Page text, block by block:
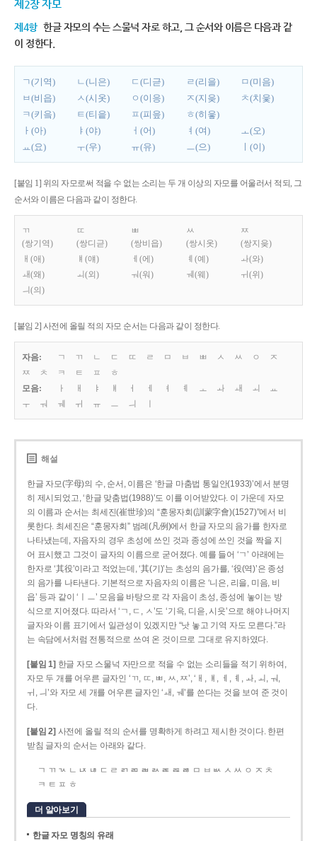
제2장 자모
제4항 한글 자모의 수는 스물넉 자로 하고, 그 순서와 이름은 다음과 같
이 정한다.
ㄱ(기역) ㄴ(니은) ㄷ(디귿) ㄹ(리을)
ㅁ(미음)
ㅂ(비읍)
ㅅ(시옷) ㅇ(이응) ㅈ(지읒)
ㅊ(치읓)
ㅋ(키읔)
ㅌ(티읕) ㅍ(피읖)
ㅎ(히읗)
ㅏ(아)
ㅑ(야) ㅓ(어) ㅕ(여)
ㅗ(오)
ㅛ(요)
ㅜ(우) ㅠ(유) ㅡ(으) ㅣ(이)
[붙임 1] 위의 자모로써 적을 수 없는 소리는 두 개 이상의 자모를 어울러서 적되, 그
순서와 이름은 다음과 같이 정한다.
ㄲ
(쌍기역)
ㄸ
(쌍디귿)
ㅃ
(쌍비읍)
ㅆ
(쌍시옷)
ㅉ
(쌍지읒)
ㅐ(애)
ㅒ(얘) ㅔ(에) ㅖ(예)
ㅘ(와)
ㅙ(왜)
ㅚ(외) ㅝ(워) ㅞ(웨)
ㅟ(위)
ㅢ(의)
[붙임 2] 사전에 올릴 적의 자모 순서는 다음과 같이 정한다.
자음: ㄱ ㄲ ㄴ ㄷ ㄸ ㄹ ㅁ ㅂ ㅃ ㅅ ㅆ ㅇ
ㅈ
ㅉ
ㅊ ㅋ ㅌ ㅍ
ㅎ
모음:
ㅏ ㅐ ㅑ ㅒ ㅓ ㅔ ㅕ ㅖ ㅗ ㅘ ㅙ ㅚ
ㅛ
ㅜ
ㅝ ㅞ ㅟ ㅠ ㅡ ㅢ
해설
한글 자모(字母)의 수, 순서, 이름은 ‘한글 마춤법 통일안(1933)’에서 분명
히 제시되었고, ‘한글 맞춤법(1988)’도 이를 이어받았다. 이 가운데 자모
의 이름과 순서는 최세진(崔世珍)의 “훈몽자회(訓蒙字會)(1527)”에서 비
롯한다. 최세진은 “훈몽자회” 범례(凡例)에서 한글 자모의 음가를 한자로
나타냈는데, 자음자의 경우 초성에 쓰인 것과 종성에 쓰인 것을 짝을 지
어 표시했고 그것이 글자의 이름으로 굳어졌다. 예를 들어 ‘ㄱ’ 아래에는
한자로 ‘其役’이라고 적었는데, ‘其(기)’는 초성의 음가를, ‘役(역)’은 종성
의 음가를 나타낸다. 기본적으로 자음자의 이름은 ‘니은, 리을, 미음, 비
읍’ 등과 같이 ‘ㅣㅡ’ 모음을 바탕으로 각 자음이 초성, 종성에 놓이는 방
식으로 지어졌다. 따라서 ‘ㄱ, ㄷ, ㅅ’도 ‘기윽, 디읃, 시읏’으로 해야 나머지
글자와 이름 표기에서 일관성이 있겠지만 “낫 놓고 기역 자도 모른다.”라
는 속담에서처럼 전통적으로 쓰여 온 것이므로 그대로 유지하였다.
[붙임 1] 한글 자모 스물넉 자만으로 적을 수 없는 소리들을 적기 위하여,
자모 두 개를 어우른 글자인 ‘ㄲ, ㄸ, ㅃ, ㅆ, ㅉ’, ‘ㅐ, ㅒ, ㅔ, ㅖ, ㅘ, ㅚ, ㅝ,
ㅟ, ㅢ’와 자모 세 개를 어우른 글자인 ‘ㅙ, ㅞ’를 쓴다는 것을 보여 준 것이
다.
[붙임 2] 사전에 올릴 적의 순서를 명확하게 하려고 제시한 것이다. 한편
받침 글자의 순서는 아래와 같다.
ㄱ ㄲ ㄳ ㄴ ㄵ ㄶ ㄷ ㄹ ㄺ ㄻ ㄼ ㄽ ㄾ ㄿ ㅀ ㅁ ㅂ ㅄ ㅅ ㅆ ㅇ ㅈ ㅊ
ㅋ ㅌ ㅍ ㅎ
더 알아보기
한글 자모 명칭의 유래